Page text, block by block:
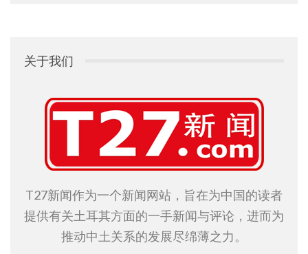
关于我们
T27新闻作为一个新闻网站，旨在为中国的读者
提供有关土耳其方面的一手新闻与评论，进而为
推动中土关系的发展尽绵薄之力。